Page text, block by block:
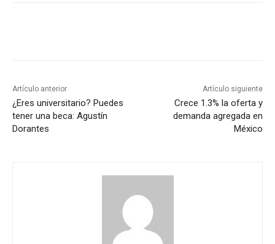
Artículo anterior
¿Eres universitario? Puedes
tener una beca: Agustín
Dorantes
Artículo siguiente
Crece 1.3% la oferta y
demanda agregada en
México